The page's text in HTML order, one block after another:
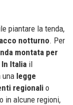
piantare la tenda,
notturno. Per
montata per
In Italia il
una legge
regionali o
in alcune regioni,